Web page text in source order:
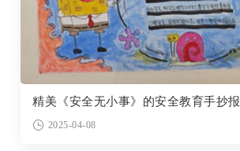
精美《安全无小事》的安全教育手抄报
2025-04-08